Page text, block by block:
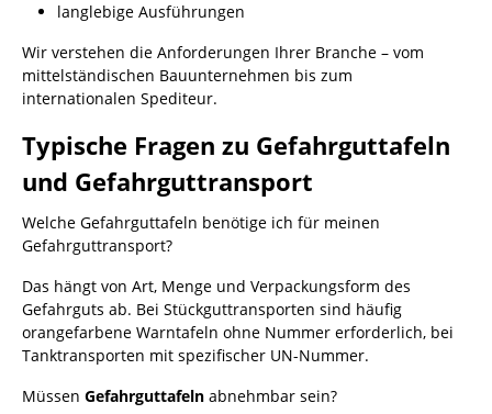
langlebige Ausführungen
Wir verstehen die Anforderungen Ihrer Branche – vom
mittelständischen Bauunternehmen bis zum
internationalen Spediteur.
Typische Fragen zu Gefahrguttafeln
und Gefahrguttransport
Welche Gefahrguttafeln benötige ich für meinen
Gefahrguttransport?
Das hängt von Art, Menge und Verpackungsform des
Gefahrguts ab. Bei Stückguttransporten sind häufig
orangefarbene Warntafeln ohne Nummer erforderlich, bei
Tanktransporten mit spezifischer UN-Nummer.
Müssen Gefahrguttafeln abnehmbar sein?